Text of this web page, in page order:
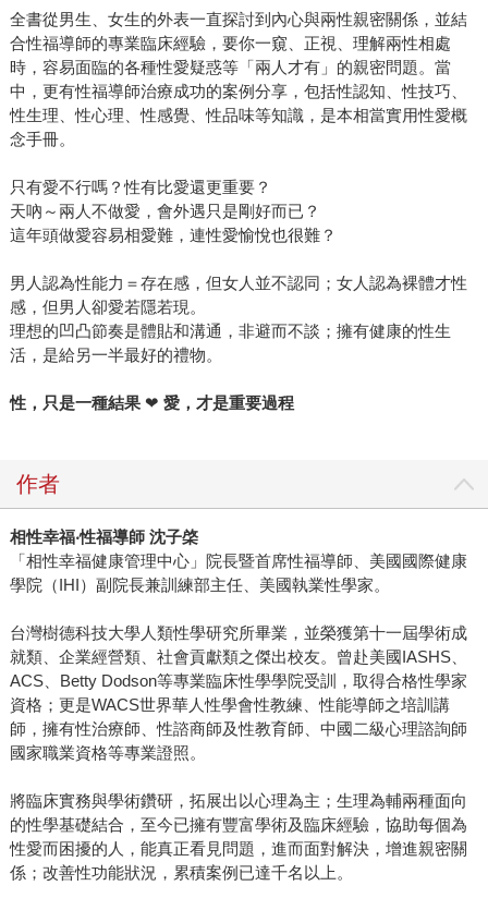
全書從男生、女生的外表一直探討到內心與兩性親密關係，並結
合性福導師的專業臨床經驗，要你一窺、正視、理解兩性相處
時，容易面臨的各種性愛疑惑等「兩人才有」的親密問題。當
中，更有性福導師治療成功的案例分享，包括性認知、性技巧、
性生理、性心理、性感覺、性品味等知識，是本相當實用性愛概
念手冊。
只有愛不行嗎？性有比愛還更重要？
天吶～兩人不做愛，會外遇只是剛好而已？
這年頭做愛容易相愛難，連性愛愉悅也很難？
男人認為性能力＝存在感，但女人並不認同；女人認為裸體才性
感，但男人卻愛若隱若現。
理想的凹凸節奏是體貼和溝通，非避而不談；擁有健康的性生
活，是給另一半最好的禮物。
性，只是一種結果 ❤ 愛，才是重要過程
作者
相性幸福‧性福導師 沈子棨
「相性幸福健康管理中心」院長暨首席性福導師、美國國際健康
學院（IHI）副院長兼訓練部主任、美國執業性學家。
台灣樹德科技大學人類性學研究所畢業，並榮獲第十一屆學術成
就類、企業經營類、社會貢獻類之傑出校友。曾赴美國IASHS、
ACS、Betty Dodson等專業臨床性學學院受訓，取得合格性學家
資格；更是WACS世界華人性學會性教練、性能導師之培訓講
師，擁有性治療師、性諮商師及性教育師、中國二級心理諮詢師
國家職業資格等專業證照。
將臨床實務與學術鑽研，拓展出以心理為主；生理為輔兩種面向
的性學基礎結合，至今已擁有豐富學術及臨床經驗，協助每個為
性愛而困擾的人，能真正看見問題，進而面對解決，增進親密關
係；改善性功能狀況，累積案例已達千名以上。